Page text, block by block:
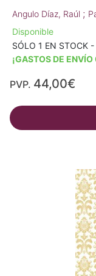
Angulo Díaz, Raúl ;
Disponible
SÓLO 1 EN
¡GASTOS DE ENVÍO
PVP. 44,00€